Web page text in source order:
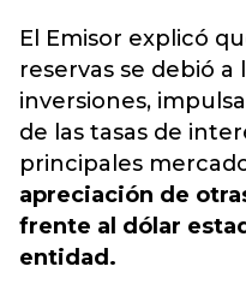
El Emisor explicó
reservas se debió a
inversiones,
de las tasas de
principales
apreciación de
frente al dólar
entidad.